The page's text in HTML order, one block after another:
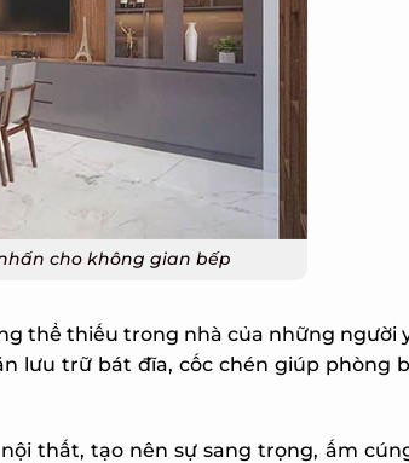
cho không gian bếp
thể thiếu trong nhà của những người
lưu trữ bát đĩa, cốc chén giúp phòng
thất, tạo nên sự sang trọng, ấm